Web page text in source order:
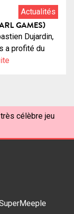
Actualités
GAMES)
Dujardin,
a profité du
célèbre jeu